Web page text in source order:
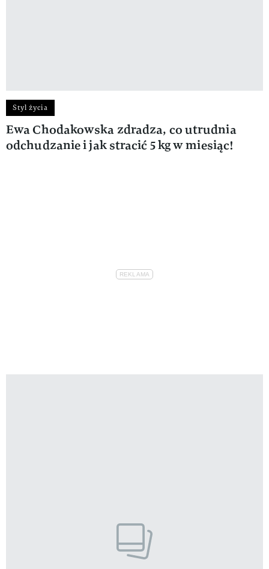
Styl życia
Ewa Chodakowska zdradza, co utrudnia
odchudzanie i jak stracić 5 kg w miesiąc!